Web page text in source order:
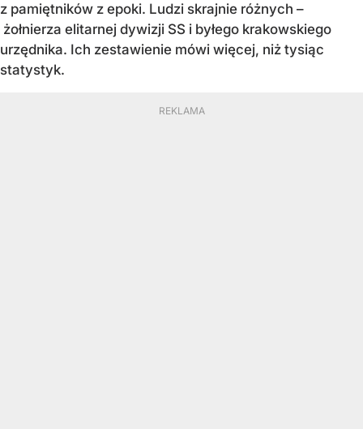
z pamiętników z epoki. Ludzi skrajnie różnych –
żołnierza elitarnej dywizji SS i byłego krakowskiego
urzędnika. Ich zestawienie mówi więcej, niż tysiąc
statystyk.